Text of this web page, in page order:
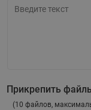
Прикрепить
(10 файлов,